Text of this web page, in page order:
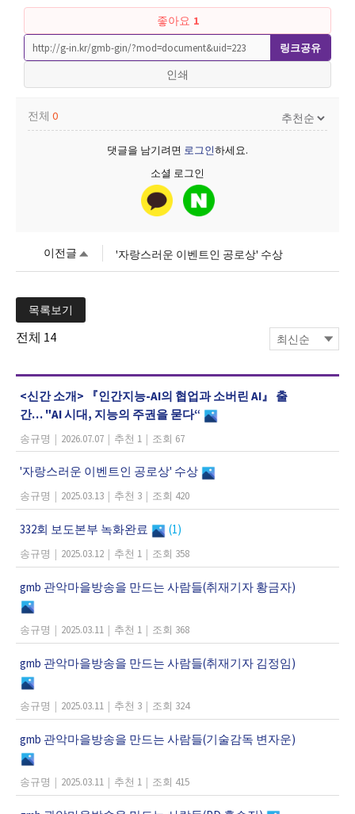
좋아요 1
링크공유
인쇄
전체 0
댓글을 남기려면 로그인하세요.
소셜 로그인
이전글 '자랑스러운 이벤트인 공로상' 수상
목록보기
전체 14
<신간 소개> 『인간지능-AI의 협업과 소버린 AI』 출
간… "AI 시대, 지능의 주권을 묻다“
송규명 | 2026.07.07 | 추천 1 | 조회 67
'자랑스러운 이벤트인 공로상' 수상
송규명 | 2025.03.13 | 추천 3 | 조회 420
332회 보도본부 녹화완료 (1)
송규명 | 2025.03.12 | 추천 1 | 조회 358
gmb 관악마을방송을 만드는 사람들(취재기자 황금자)
송규명 | 2025.03.11 | 추천 1 | 조회 368
gmb 관악마을방송을 만드는 사람들(취재기자 김정임)
송규명 | 2025.03.11 | 추천 3 | 조회 324
gmb 관악마을방송을 만드는 사람들(기술감독 변자운)
송규명 | 2025.03.11 | 추천 1 | 조회 415